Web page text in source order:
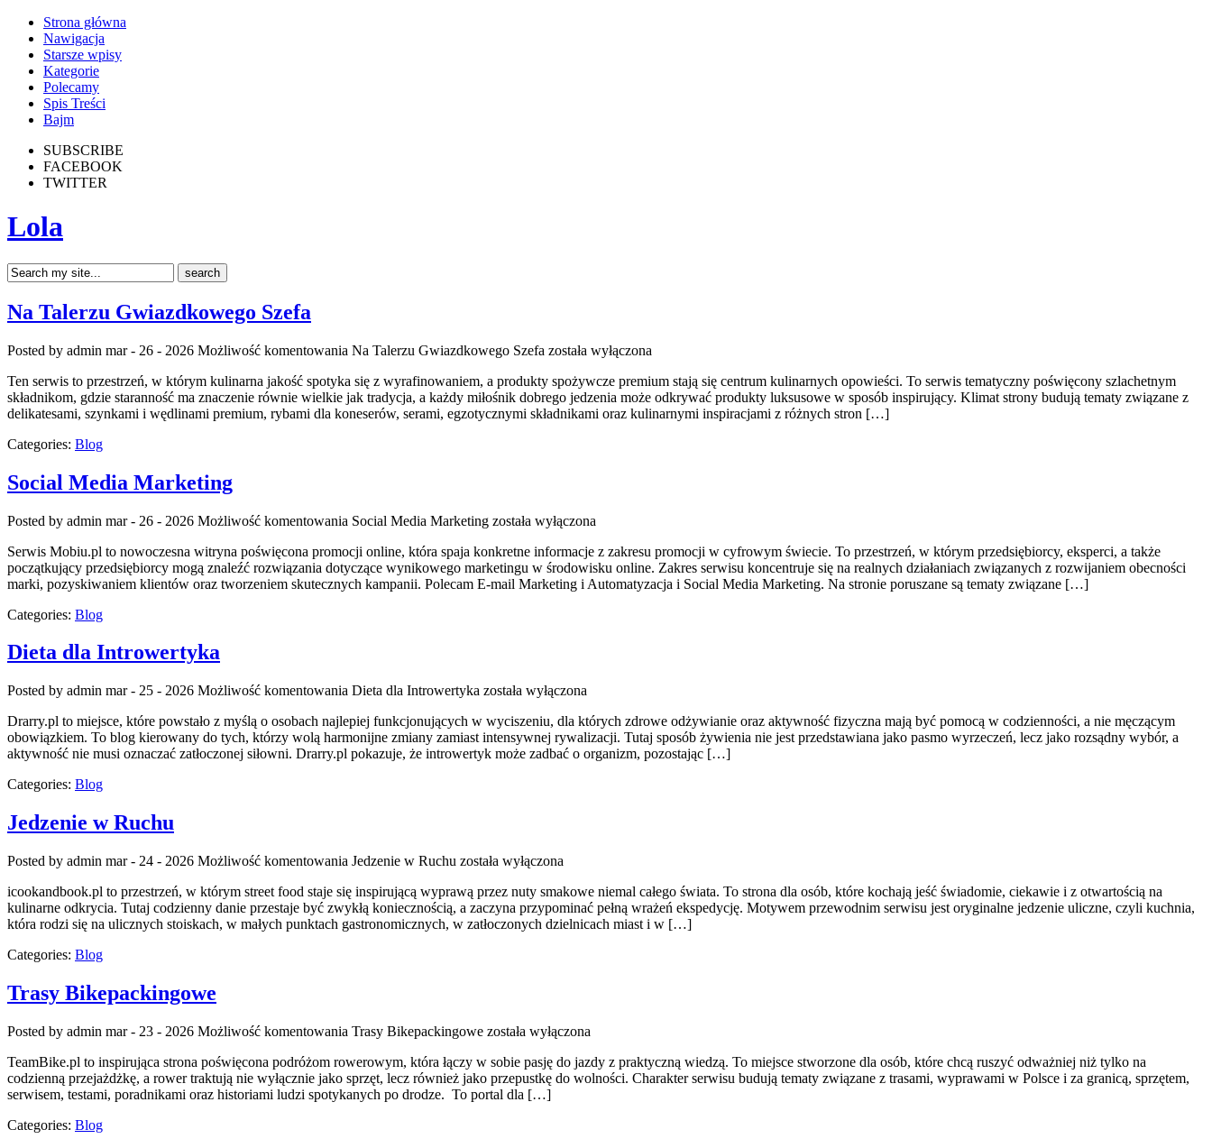
Strona główna
Nawigacja
Starsze wpisy
Kategorie
Polecamy
Spis Treści
Bajm
SUBSCRIBE
FACEBOOK
TWITTER
Lola
Na Talerzu Gwiazdkowego Szefa
Posted by admin mar - 26 - 2026 Możliwość komentowania Na Talerzu Gwiazdkowego Szefa została wyłączona
Ten serwis to przestrzeń, w którym kulinarna jakość spotyka się z wyrafinowaniem, a produkty spożywcze premium stają się centrum kulinarnych opowieści. To serwis tematyczny poświęcony szlachetnym
składnikom, gdzie staranność ma znaczenie równie wielkie jak tradycja, a każdy miłośnik dobrego jedzenia może odkrywać produkty luksusowe w sposób inspirujący. Klimat strony budują tematy związane z
delikatesami, szynkami i wędlinami premium, rybami dla koneserów, serami, egzotycznymi składnikami oraz kulinarnymi inspiracjami z różnych stron […]
Categories: Blog
Social Media Marketing
Posted by admin mar - 26 - 2026 Możliwość komentowania Social Media Marketing została wyłączona
Serwis Mobiu.pl to nowoczesna witryna poświęcona promocji online, która spaja konkretne informacje z zakresu promocji w cyfrowym świecie. To przestrzeń, w którym przedsiębiorcy, eksperci, a także
początkujący przedsiębiorcy mogą znaleźć rozwiązania dotyczące wynikowego marketingu w środowisku online. Zakres serwisu koncentruje się na realnych działaniach związanych z rozwijaniem obecności
marki, pozyskiwaniem klientów oraz tworzeniem skutecznych kampanii. Polecam E-mail Marketing i Automatyzacja i Social Media Marketing. Na stronie poruszane są tematy związane […]
Categories: Blog
Dieta dla Introwertyka
Posted by admin mar - 25 - 2026 Możliwość komentowania Dieta dla Introwertyka została wyłączona
Drarry.pl to miejsce, które powstało z myślą o osobach najlepiej funkcjonujących w wyciszeniu, dla których zdrowe odżywianie oraz aktywność fizyczna mają być pomocą w codzienności, a nie męczącym
obowiązkiem. To blog kierowany do tych, którzy wolą harmonijne zmiany zamiast intensywnej rywalizacji. Tutaj sposób żywienia nie jest przedstawiana jako pasmo wyrzeczeń, lecz jako rozsądny wybór, a
aktywność nie musi oznaczać zatłoczonej siłowni. Drarry.pl pokazuje, że introwertyk może zadbać o organizm, pozostając […]
Categories: Blog
Jedzenie w Ruchu
Posted by admin mar - 24 - 2026 Możliwość komentowania Jedzenie w Ruchu została wyłączona
icookandbook.pl to przestrzeń, w którym street food staje się inspirującą wyprawą przez nuty smakowe niemal całego świata. To strona dla osób, które kochają jeść świadomie, ciekawie i z otwartością na
kulinarne odkrycia. Tutaj codzienny danie przestaje być zwykłą koniecznością, a zaczyna przypominać pełną wrażeń ekspedycję. Motywem przewodnim serwisu jest oryginalne jedzenie uliczne, czyli kuchnia,
która rodzi się na ulicznych stoiskach, w małych punktach gastronomicznych, w zatłoczonych dzielnicach miast i w […]
Categories: Blog
Trasy Bikepackingowe
Posted by admin mar - 23 - 2026 Możliwość komentowania Trasy Bikepackingowe została wyłączona
TeamBike.pl to inspirująca strona poświęcona podróżom rowerowym, która łączy w sobie pasję do jazdy z praktyczną wiedzą. To miejsce stworzone dla osób, które chcą ruszyć odważniej niż tylko na
codzienną przejażdżkę, a rower traktują nie wyłącznie jako sprzęt, lecz również jako przepustkę do wolności. Charakter serwisu budują tematy związane z trasami, wyprawami w Polsce i za granicą, sprzętem,
serwisem, testami, poradnikami oraz historiami ludzi spotykanych po drodze. To portal dla […]
Categories: Blog